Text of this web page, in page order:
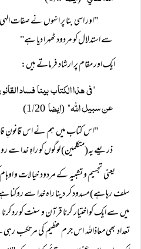
"اور اسی بنا پر انہوں نے صفات
سے استدلال کو مردود ٹھہرا دیا ہے"
ایک اور مقام پر ارشاد فرماتے ہیں:
"فی ھذا الکتاب بینا فساد
عن سبیل اللہ" (ایضا1
/20)
"اس کتاب میں ہم نے اس قانونِ
ذریعے یہ(متکلمین) لوگوں کو راہِ خدا سے
یعنی تجسیم و تشبیہ کے مردود خیالات و
سلف رہا ہے) مسدود کر دینا راہ خدا سے روکنا
میں سے ایک کو اختیار کرنا قرآن و سنت کو رد
تعداد بھی معاذاللہ اس جرم عظیم کی مرتکب رہی